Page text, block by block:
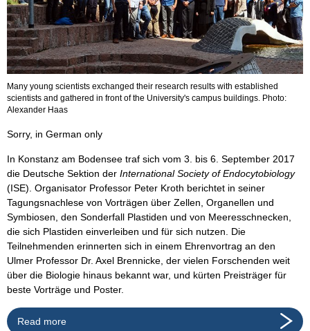
Many young scientists exchanged their research results with established
scientists and gathered in front of the University's campus buildings. Photo:
Alexander Haas
Sorry, in German only
In Konstanz am Bodensee traf sich vom 3. bis 6. September 2017
die Deutsche Sektion der International Society of Endocytobiology
(ISE). Organisator Professor Peter Kroth berichtet in seiner
Tagungsnachlese von Vorträgen über Zellen, Organellen und
Symbiosen, den Sonderfall Plastiden und von Meeresschnecken,
die sich Plastiden einverleiben und für sich nutzen. Die
Teilnehmenden erinnerten sich in einem Ehrenvortrag an den
Ulmer Professor Dr. Axel Brennicke, der vielen Forschenden weit
über die Biologie hinaus bekannt war, und kürten Preisträger für
beste Vorträge und Poster.
Read more